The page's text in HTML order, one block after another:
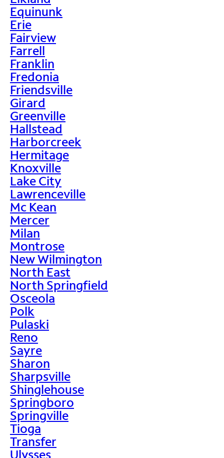
Equinunk
Erie
Fairview
Farrell
Franklin
Fredonia
Friendsville
Girard
Greenville
Hallstead
Harborcreek
Hermitage
Knoxville
Lake City
Lawrenceville
Mc Kean
Mercer
Milan
Montrose
New Wilmington
North East
North Springfield
Osceola
Polk
Pulaski
Reno
Sayre
Sharon
Sharpsville
Shinglehouse
Springboro
Springville
Tioga
Transfer
Ulysses